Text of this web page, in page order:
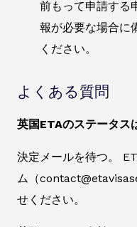
前もって申請する
報が必要な場合に
ください。
よくある質問
英国ETAのステータス
決定メールを待つ。
ム（
せください。